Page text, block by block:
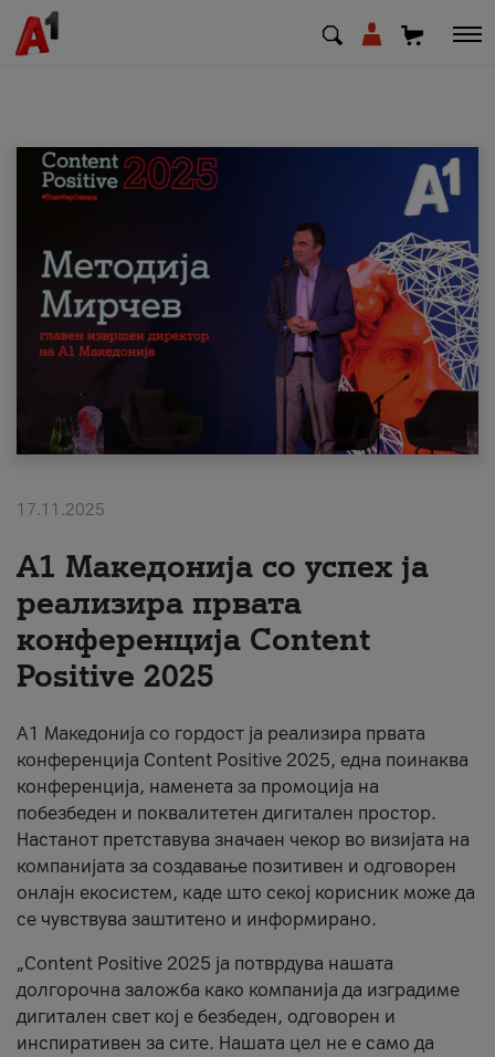
МК EN
Приватни Деловни
Поддршка
Надополни кредит
#ПодобарОнлајн
17.11.2025
А1 Македонија со успех ја
реализира првата
конференција Content
Positive 2025
А1 Македонија со гордост ја реализира првата
конференција Content Positive 2025, една поинаква
конференција, наменета за промоција на
побезбеден и поквалитетен дигитален простор.
Настанот претставува значаен чекор во визијата на
компанијата за создавање позитивен и одговорен
онлајн екосистем, каде што секој корисник може да
се чувствува заштитено и информирано.
„Content Positive 2025 ја потврдува нашата
долгорочна заложба како компанија да изградиме
дигитален свет кој е безбеден, одговорен и
инспиративен за сите. Нашата цел не е само да